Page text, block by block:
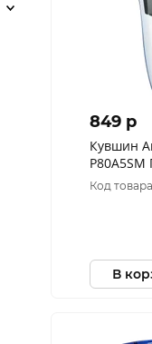
849 p
Кувшин
Аквафор
Код
В